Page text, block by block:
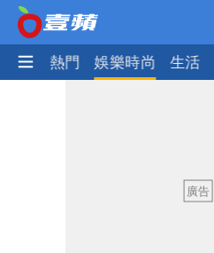
焦點 熱門 娛樂時尚 生活
因！2材質夏天別穿
王祖賢息影22年